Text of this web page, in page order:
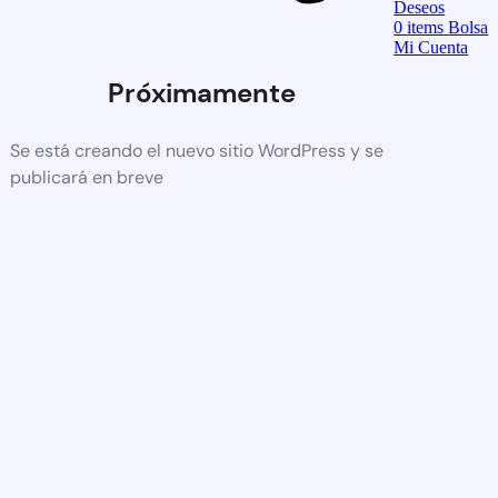
Próximamente
Se está creando el nuevo sitio WordPress y se
publicará en breve
Deseos
0items Bolsa
Mi Cuenta